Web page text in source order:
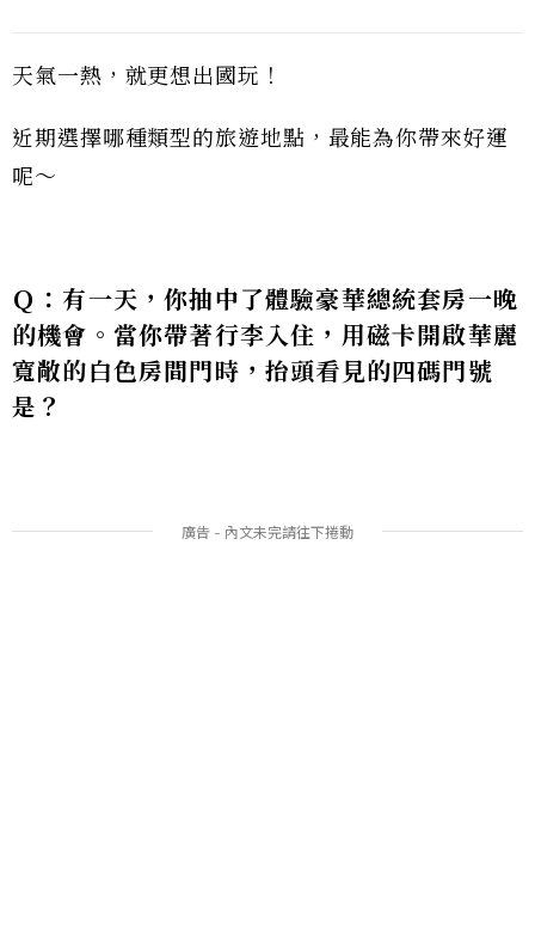
天氣一熱，就更想出國玩！
近期選擇哪種類型的旅遊地點，最能為你帶來好運
呢～
Ｑ：有一天，你抽中了體驗豪華總統套房一晚
的機會。當你帶著行李入住，用磁卡開啟華麗
寬敞的白色房間門時，抬頭看見的四碼門號
是？